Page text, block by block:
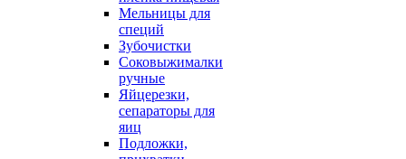
Мельницы для
специй
Зубочистки
Соковыжималки
ручные
Яйцерезки,
сепараторы для
яиц
Подложки,